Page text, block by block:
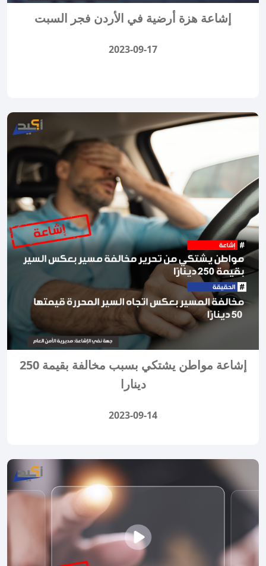
إشاعة هزة أرضية في الأردن فجر السبت
2023-09-17
إشاعة مواطن يشتكي بسبب مخالفة بقيمة 250
دينارا
2023-09-14